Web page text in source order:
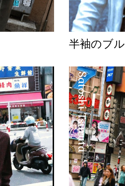
半袖のブ
Satoshi Tsuruta